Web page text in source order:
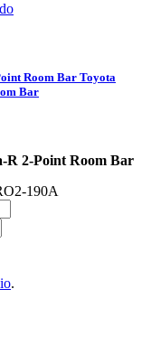
Room Bar Toyota
Bar
R 2-Point Room Bar
190A
.